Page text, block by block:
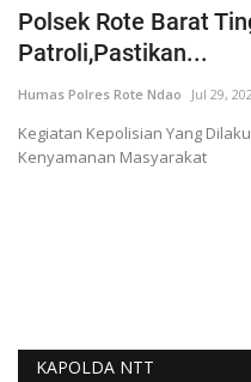
Polsek Rote Barat
Patroli,Pastikan...
Humas Polres Rote Ndao Jul 29,
Kegiatan Kepolisian Yang
Kenyamanan Masyarakat
KAPOLDA NTT